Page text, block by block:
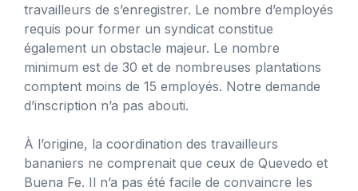
travailleurs de s’enregistrer. Le nombre d’employés
requis pour former un syndicat constitue
également un obstacle majeur. Le nombre
minimum est de 30 et de nombreuses plantations
comptent moins de 15 employés. Notre demande
d’inscription n’a pas abouti.
À l’origine, la coordination des travailleurs
bananiers ne comprenait que ceux de Quevedo et
Buena Fe. Il n’a pas été facile de convaincre les